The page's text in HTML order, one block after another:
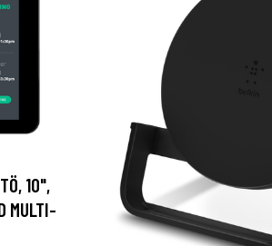
10",
MULTI-